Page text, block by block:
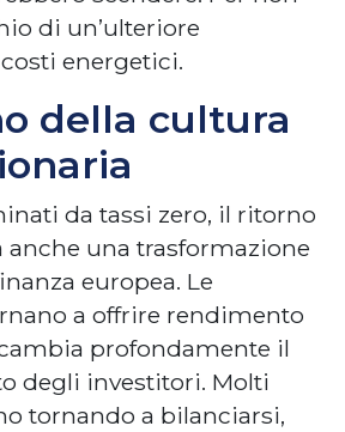
di un’ulteriore
energetici.
della cultura
da tassi zero, il ritorno
anche una trasformazione
europea. Le
a offrire rendimento
profondamente il
degli investitori. Molti
tornando a bilanciarsi,